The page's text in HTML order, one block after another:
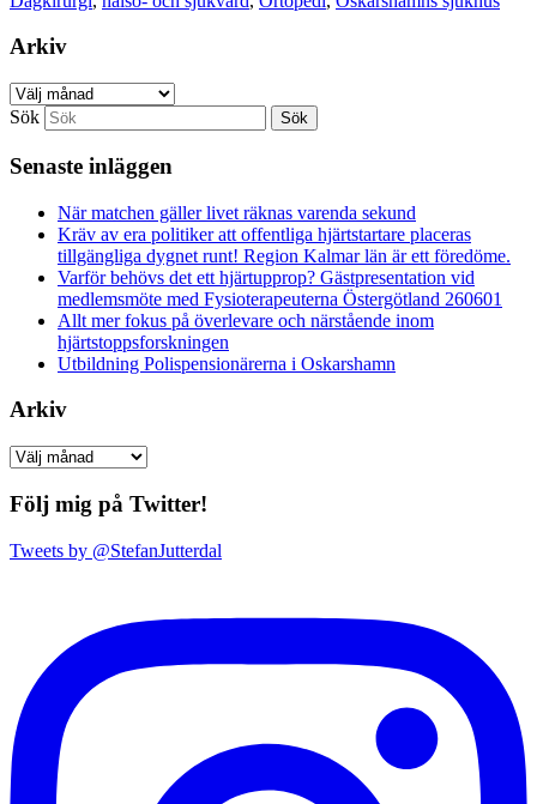
Arkiv
Arkiv
Sök
Senaste inläggen
När matchen gäller livet räknas varenda sekund
Kräv av era politiker att offentliga hjärtstartare placeras
tillgängliga dygnet runt! Region Kalmar län är ett föredöme.
Varför behövs det ett hjärtupprop? Gästpresentation vid
medlemsmöte med Fysioterapeuterna Östergötland 260601
Allt mer fokus på överlevare och närstående inom
hjärtstoppsforskningen
Utbildning Polispensionärerna i Oskarshamn
Arkiv
Arkiv
Följ mig på Twitter!
Tweets by @StefanJutterdal